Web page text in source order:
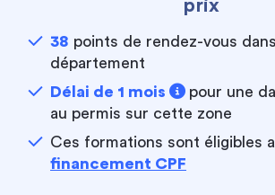
prix
38 points de rendez-vous
département
Délai de 1 mois
pour une
au permis sur cette zone
Ces formations sont éligibles
financement CPF